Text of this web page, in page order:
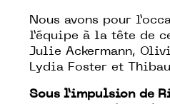
Nous avons pour
l’équipe à la tête de
Julie Ackermann,
Lydia Foster et
Sous l’impulsion de